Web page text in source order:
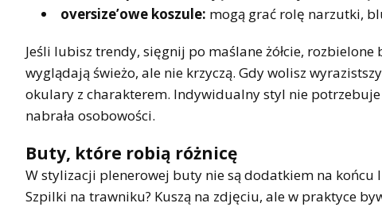
oversize’owe koszule: mogą grać rolę narzutki,
Jeśli lubisz trendy, sięgnij po maślane żółcie,
wyglądają świeżo, ale nie krzyczą. Gdy wolisz
okulary z charakterem. Indywidualny styl nie potrzebuje
nabrała osobowości.
Buty, które robią różnicę
W stylizacji plenerowej buty nie są dodatkiem na końcu
Szpilki na trawniku? Kuszą na zdjęciu, ale w praktyce